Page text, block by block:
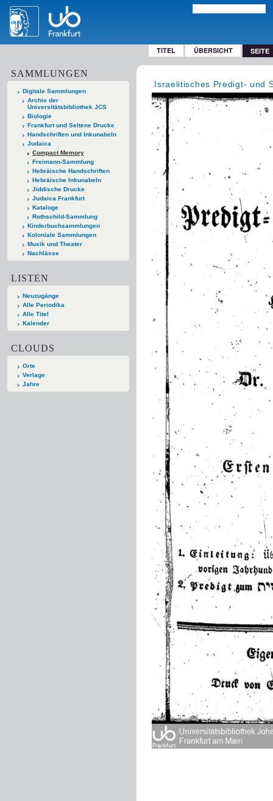
TITEL ÜBERSICHT SEITE
SAMMLUNGEN
Digitale Sammlungen
Archiv der
Universitätsbibliothek JCS
Biologie
Frankfurt und Seltene Drucke
Handschriften und Inkunabeln
Judaica
Compact Memory
Freimann-Sammlung
Hebräische Handschriften
Hebräische Inkunabeln
Jiddische Drucke
Judaica Frankfurt
Kataloge
Rothschild-Sammlung
Kinderbuchsammlungen
Koloniale Sammlungen
Musik und Theater
Nachlässe
LISTEN
Neuzugänge
Alle Periodika
Alle Titel
Kalender
CLOUDS
Orte
Verlage
Jahre
Israelitisches Predigt- und